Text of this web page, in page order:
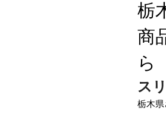
栃
商
ら
ス
栃木県